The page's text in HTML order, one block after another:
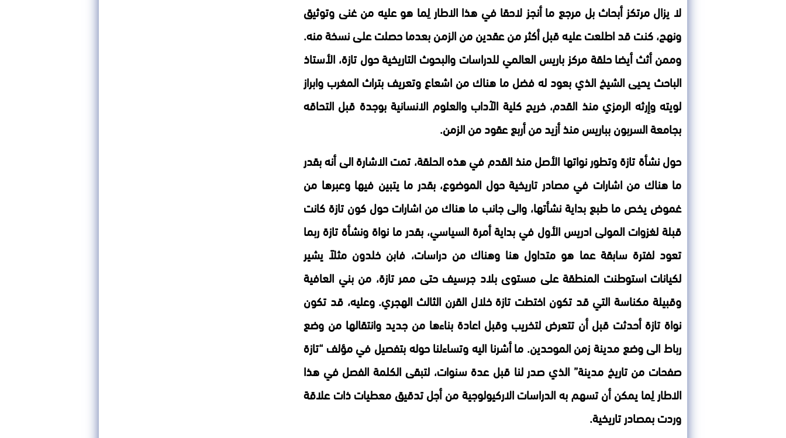
لا يزال مرتكز أبحاث بل مرجع ما أنجز لاحقا في هذا الاطار لِما هو عليه من غنى وتوثيق
ونهج، كنت قد اطلعت عليه قبل أكثر من عقدين من الزمن بعدما حصلت على نسخة منه.
وممن أثث أيضا حلقة مركز باريس العالمي للدراسات والبحوث التاريخية حول تازة، الأستاذ
الباحث يحيى الشيخ الذي بعود له فضل ما هناك من اشعاع وتعريف بتراث المغرب وابراز
لويته وإرثه الرمزي منذ القدم، خريح كلية الآداب والعلوم الانسانية بوجدة قبل التحاقه
بجامعة السربون بباريس منذ أزيد من أربع عقود من الزمن.
حول نشأة تازة وتطور نواتها الأصل منذ القدم في هذه الحلقة، تمت الاشارة الى أنه بقدر
ما هناك من اشارات في مصادر تاريخية حول الموضوع، بقدر ما يتبين فيها وعبرها من
غموض يخص ما طبع بداية نشأتها، والى جانب ما هناك من اشارات حول كون تازة كانت
قبلة لغزوات المولى ادريس الأول في بداية أمرة السياسي، بقدر ما نواة ونشأة تازة ربما
تعود لفترة سابقة عما هو متداول هنا وهناك من دراسات، فابن خلدون مثلاً يشير
لكيانات استوطنت المنطقة على مستوى بلاد جرسيف حتى ممر تازة، من بني العافية
وقبيلة مكناسة التي قد تكون اختطت تازة خلال القرن الثالث الهجري. وعليه، قد تكون
نواة تازة أحدثت قبل أن تتعرض لتخريب وقبل اعادة بناءها من جديد وانتقالها من وضع
رباط الى وضع مدينة زمن الموحدين. ما أشرنا اليه وتساءلنا حوله بتفصيل في مؤلف “تازة
صفحات من تاريخ مدينة” الذي صدر لنا قبل عدة سنوات، لتبقى الكلمة الفصل في هذا
الاطار لِما يمكن أن تسهم به الدراسات الاركيولوجية من أجل تدقيق معطيات ذات علاقة
وردت بمصادر تاريخية.